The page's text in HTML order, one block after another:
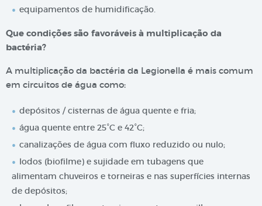
equipamentos de humidificação.
Que condições são favoráveis à multiplicação da
bactéria?
A multiplicação da bactéria da Legionella é mais comum
em circuitos de água como:
depósitos / cisternas de água quente e fria;
água quente entre 25°C e 42°C;
canalizações de água com fluxo reduzido ou nulo;
lodos (biofilme) e sujidade em tubagens que
alimentam chuveiros e torneiras e nas superfícies internas
de depósitos;